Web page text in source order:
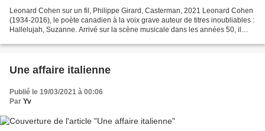
Leonard Cohen sur un fil, Philippe Girard, Casterman, 2021 Leonard Cohen
(1934-2016), le poète canadien à la voix grave auteur de titres inoubliables :
Hallelujah, Suzanne. Arrivé sur la scène musicale dans les années 50, il
Une affaire italienne
Publié le 19/03/2021 à 00:06
Par Yv